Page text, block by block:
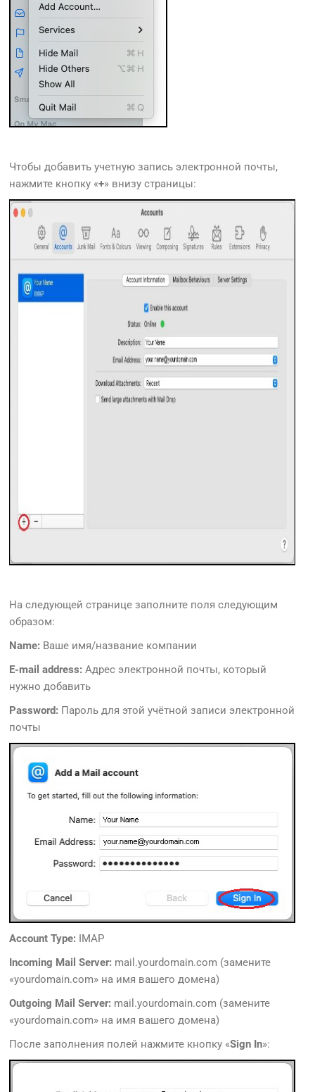
Чтобы добавить учетную запись электронной почты,
нажмите кнопку «+» внизу страницы:
На следующей странице заполните поля следующим
образом:
Name: Ваше имя/название компании
E-mail address: Адрес электронной почты, который
нужно добавить
Password: Пароль для этой учётной записи электронной
почты
Account Type: IMAP
Incoming Mail Server: mail.yourdomain.com (замените
«yourdomain.com» на имя вашего домена)
Outgoing Mail Server: mail.yourdomain.com (замените
«yourdomain.com» на имя вашего домена)
После заполнения полей нажмите кнопку «Sign In»: